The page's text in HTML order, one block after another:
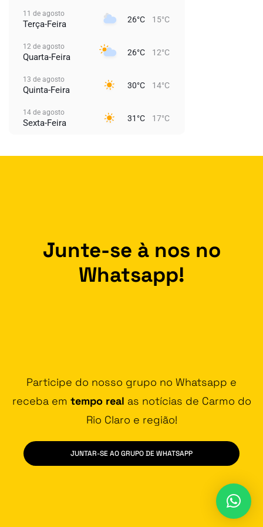
11 de agosto
Terça-Feira 26°C 15°C
12 de agosto
Quarta-Feira 26°C 12°C
13 de agosto
Quinta-Feira 30°C 14°C
14 de agosto
Sexta-Feira 31°C 17°C
Junte-se à nos no
Whatsapp!
Participe do nosso grupo no Whatsapp e
receba em tempo real as notícias de Carmo do
Rio Claro e região!
JUNTAR-SE AO GRUPO DE WHATSAPP